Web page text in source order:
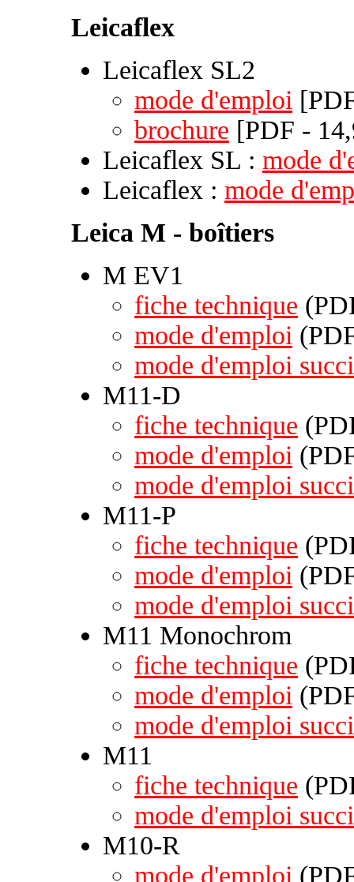
Leicaflex
Leicaflex SL2
mode d'emploi
brochure [PDF -
Leicaflex SL : mode
Leicaflex : mode
Leica M - boîtiers
M EV1
fiche technique
mode d'emploi
mode d'emploi
M11-D
fiche technique
mode d'emploi
mode d'emploi
M11-P
fiche technique
mode d'emploi
mode d'emploi
M11 Monochrom
fiche technique
mode d'emploi
mode d'emploi
M11
fiche technique
mode d'emploi
M10-R
mode d'emploi